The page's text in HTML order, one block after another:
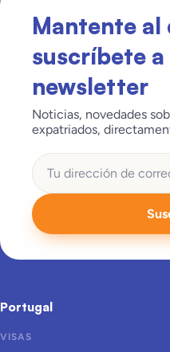
Mantente al
suscríbete
newsletter
Noticias, novedades
expatriados,
Portugal
VISAS